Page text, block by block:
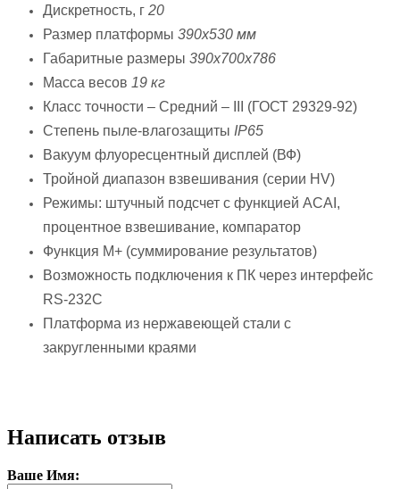
Дискретность, г 20
Размер платформы 390x530 мм
Габаритные размеры 390х700х786
Масса весов 19 кг
Класс точности – Средний – III (ГОСТ 29329-92)
Степень пыле-влагозащиты IP65
Вакуум флуоресцентный дисплей (ВФ)
Тройной диапазон взвешивания (серии HV)
Режимы: штучный подсчет с функцией ACAI,
процентное взвешивание, компаратор
Функция М+ (суммирование результатов)
Возможность подключения к ПК через интерфейс
RS-232C
Платформа из нержавеющей стали с
закругленными краями
Написать отзыв
Ваше Имя: